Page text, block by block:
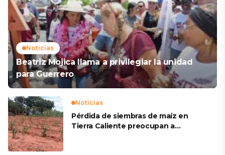
Noticias
Beatriz Mojica llama a privilegiar la unidad
para Guerrero
Noticias
Pérdida de siembras de maíz en
Tierra Caliente preocupan a